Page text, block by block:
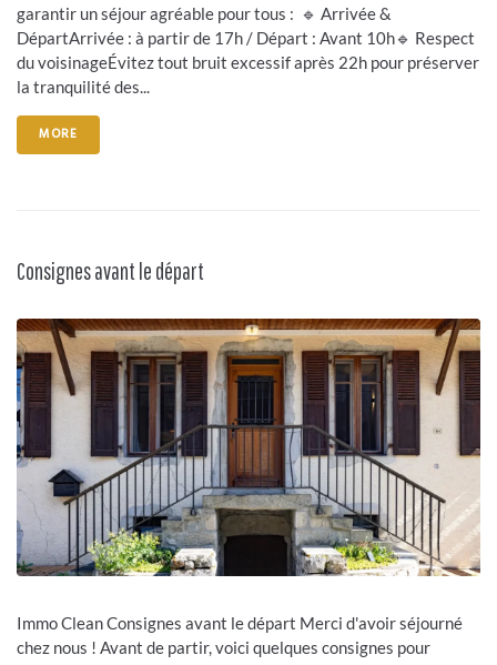
garantir un séjour agréable pour tous : 🔹 Arrivée &
DépartArrivée : à partir de 17h / Départ : Avant 10h🔹 Respect
du voisinageÉvitez tout bruit excessif après 22h pour préserver
la tranquilité des...
MORE
Consignes avant le départ
Immo Clean Consignes avant le départ Merci d'avoir séjourné
chez nous ! Avant de partir, voici quelques consignes pour